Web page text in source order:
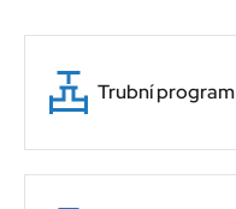
Trubní program